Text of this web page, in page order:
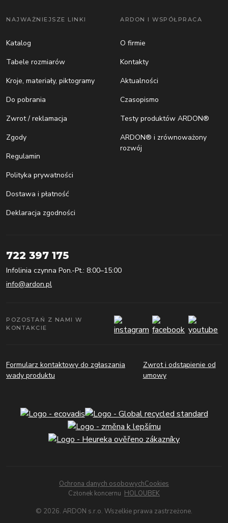
NAJWAŻNIEJSZE LINKI
Katalog
Tabele rozmiarów
Kroje, materiały, piktogramy
Do pobrania
Zwrot / reklamacja
Zgody
Regulamin
Polityka prywatności
Dostawa i płatność
Deklaracja zgodności
ARDON I WSPÓŁPRACA
O firmie
Kontakty
Aktualności
Czasopismo
Testy produktów ARDON®
ARDON® i zrównoważony
rozwój
722 397 175
Infolinia czynna Pon.-Pt.: 8:00–15:00
info@ardon.pl
POZOSTAŃ Z NAMI W
KONTAKCIE
Formularz kontaktowy do zgłaszania
wady produktu
Zwrot i odstąpienie od
umowy
Ochrona danych osobowychCookies
Członek koncernu HOLOUBEK
© 2026. ARDON s.r.o. Wszelkie prawa zastrzeżone.